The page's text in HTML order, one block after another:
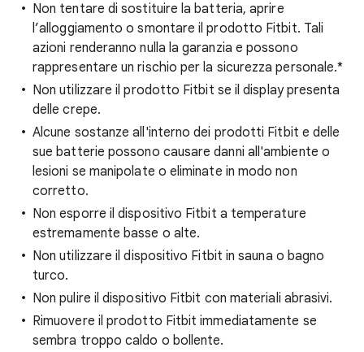
Non tentare di sostituire la batteria, aprire
l’alloggiamento o smontare il prodotto Fitbit. Tali
azioni renderanno nulla la garanzia e possono
rappresentare un rischio per la sicurezza personale.*
Non utilizzare il prodotto Fitbit se il display presenta
delle crepe.
Alcune sostanze all'interno dei prodotti Fitbit e delle
sue batterie possono causare danni all'ambiente o
lesioni se manipolate o eliminate in modo non
corretto.
Non esporre il dispositivo Fitbit a temperature
estremamente basse o alte.
Non utilizzare il dispositivo Fitbit in sauna o bagno
turco.
Non pulire il dispositivo Fitbit con materiali abrasivi.
Rimuovere il prodotto Fitbit immediatamente se
sembra troppo caldo o bollente.